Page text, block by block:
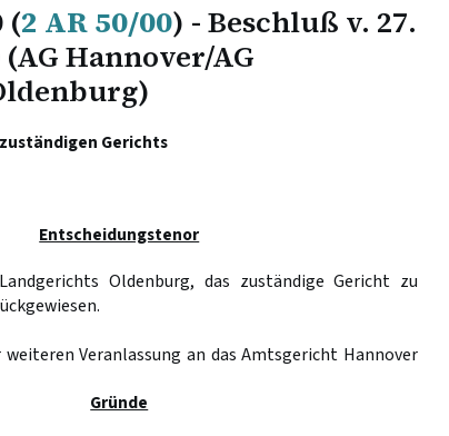
(2 AR 50/00) - Beschluß v. 27.
Hannover/AG
Gerichts
Entscheidungstenor
Oldenburg, das zuständige Gericht zu
weiteren Veranlassung an das Amtsgericht Hannover
Gründe